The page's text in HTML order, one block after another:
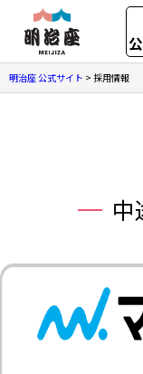
明治座 公式サイト > 採用情報
中